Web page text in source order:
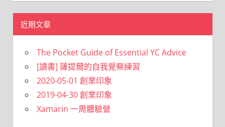
近期文章
The Pocket Guide of Essential YC Advice
[讀書] 薩提爾的自我覺察練習
2020-05-01 創業印象
2019-04-30 創業印象
Xamarin 一周體驗營